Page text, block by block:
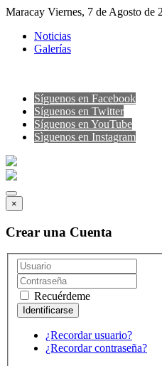
Maracay Viernes, 7 de Agosto de
Noticias
Galerías
Síguenos en Facebook
Síguenos en Twitter
Síguenos en YouTube
Sìguenos en Instagram
×
Crear una Cuenta
Recuérdeme
¿Recordar usuario?
¿Recordar contraseña?